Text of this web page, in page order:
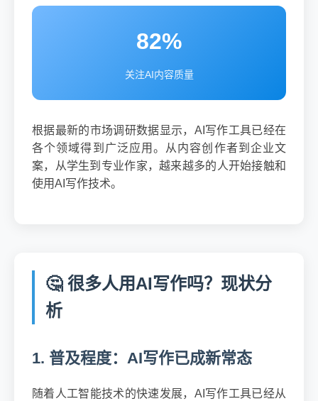
82%
关注AI内容质量
根据最新的市场调研数据显示，AI写作工具已经在
各个领域得到广泛应用。从内容创作者到企业文
案，从学生到专业作家，越来越多的人开始接触和
使用AI写作技术。
🤔 很多人用AI写作吗？现状分
析
1. 普及程度：AI写作已成新常态
随着人工智能技术的快速发展，AI写作工具已经从